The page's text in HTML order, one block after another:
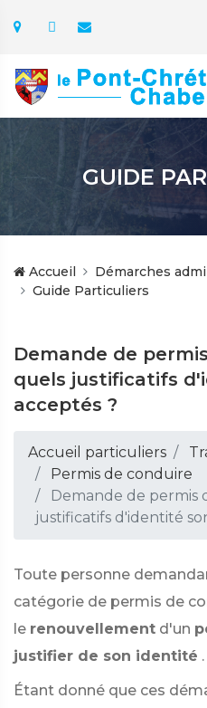
GUIDE
Accueil
Démarches
Guide Particuliers
Demande de
quels justificatifs
acceptés ?
Accueil particuliers
Permis de conduire
Demande de permis
justificatifs d'identité
Toute personne
catégorie de permis de
le renouvellement d'un
justifier de son identité .
Étant donné que ces